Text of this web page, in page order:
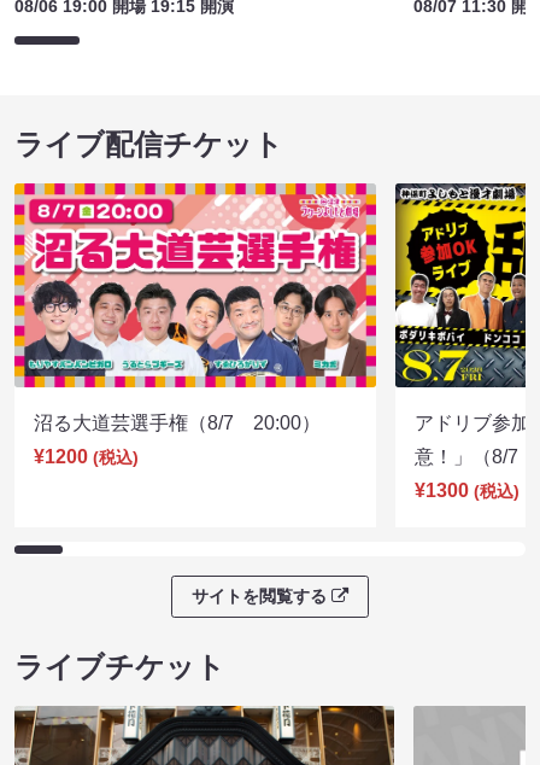
08/06 19:00 開場 19:15 開演
08/07 11:30 開
ライブ配信チケット
沼る大道芸選手権（8/7 20:00）
¥1200 (税込)
アドリブ参加
意！」（8/7
¥1300 (税込)
サイトを閲覧する
ライブチケット